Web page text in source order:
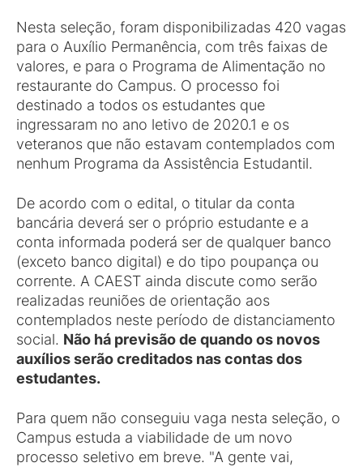
Nesta seleção, foram disponibilizadas 420 vagas
para o Auxílio Permanência, com três faixas de
valores, e para o Programa de Alimentação no
restaurante do Campus. O processo foi
destinado a todos os estudantes que
ingressaram no ano letivo de 2020.1 e os
veteranos que não estavam contemplados com
nenhum Programa da Assistência Estudantil.
De acordo com o edital, o titular da conta
bancária deverá ser o próprio estudante e a
conta informada poderá ser de qualquer banco
(exceto banco digital) e do tipo poupança ou
corrente. A CAEST ainda discute como serão
realizadas reuniões de orientação aos
contemplados neste período de distanciamento
social. Não há previsão de quando os novos
auxílios serão creditados nas contas dos
estudantes.
Para quem não conseguiu vaga nesta seleção, o
Campus estuda a viabilidade de um novo
processo seletivo em breve. "A gente vai,